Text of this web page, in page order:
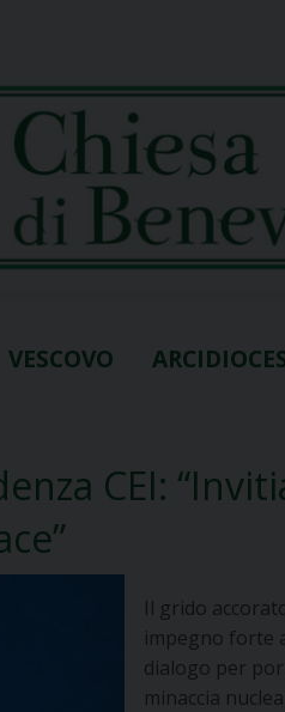
VESCOVO
CEI:
Il grido
impegno forte
dialogo per
minaccia